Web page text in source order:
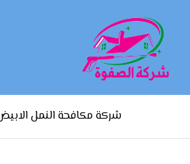
شركة مكافحة النمل